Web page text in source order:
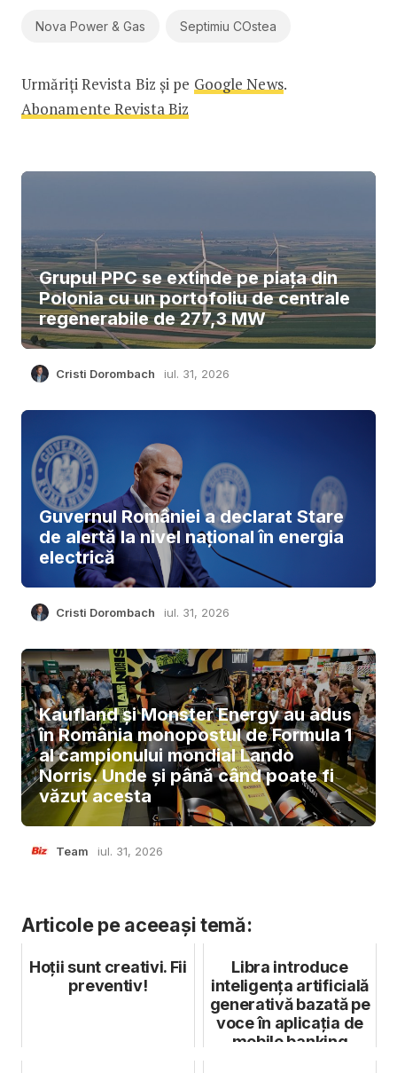
Nova Power & Gas Septimiu COstea
Urmăriți Revista Biz și pe Google News.
Abonamente Revista Biz
Grupul PPC se extinde pe piața din
Polonia cu un portofoliu de centrale
regenerabile de 277,3 MW
Cristi Dorombach iul. 31, 2026
Guvernul României a declarat Stare
de alertă la nivel național în energia
electrică
Cristi Dorombach iul. 31, 2026
Kaufland și Monster Energy au adus
în România monopostul de Formula 1
al campionului mondial Lando
Norris. Unde și până când poate fi
văzut acesta
Team iul. 31, 2026
Articole pe aceeași temă:
Hoţii sunt creativi. Fii
preventiv!
Libra introduce
inteligența artificială
generativă bazată pe
voce în aplicația de
mobile banking